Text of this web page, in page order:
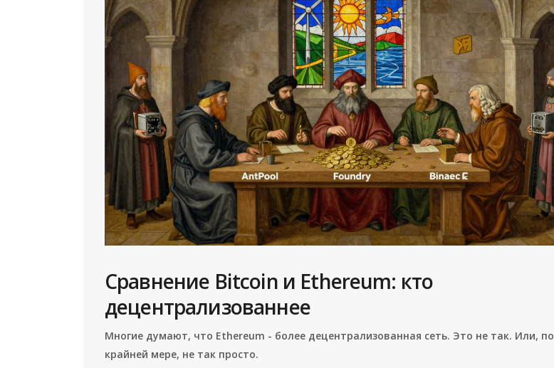
Сравнение Bitcoin и Ethereum: кто
децентрализованнее
Многие думают, что Ethereum - более децентрализованная сеть. Это не так. Или, по
крайней мере, не так просто.